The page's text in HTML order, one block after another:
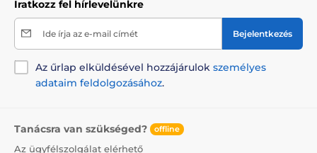
Iratkozz fel hírlevelünkre
Ide írja az e-mail címét Bejelentkezés
Az űrlap elküldésével hozzájárulok személyes
adataim feldolgozásához.
Tanácsra van szükséged? offline
Az ügyfélszolgálat elérhető